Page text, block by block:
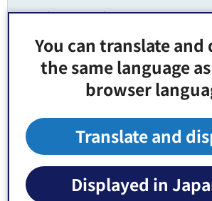
You can translate and
the same language
browser
Translate and
Displayed in
より良いウェブサイトにするた
意見をお聞かせください
このページの情報は役に立ちましたか？
1：役に立った
2：ふつう
3：役に立たなかった
このページの情報は見つけやすかったです
1：見つけやすかった
2：ふ
3：見つけにくかった